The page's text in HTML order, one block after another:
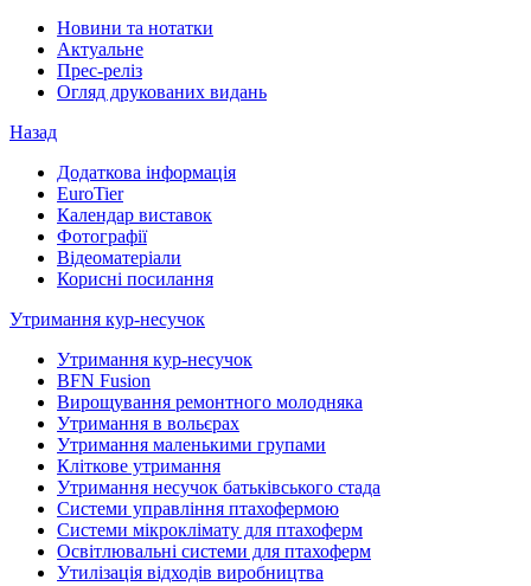
Новини та нотатки
Актуальне
Прес-реліз
Огляд друкованих видань
Назад
Додаткова інформація
EuroTier
Календар виставок
Фотографії
Відеоматеріали
Корисні посилання
Утримання кур-несучок
Утримання кур-несучок
BFN Fusion
Вирощування ремонтного молодняка
Утримання в вольєрах
Утримання маленькими групами
Кліткове утримання
Утримання несучок батьківського стада
Системи управління птахофермою
Системи мікроклімату для птахоферм
Освітлювальні системи для птахоферм
Утилізація відходів виробництва